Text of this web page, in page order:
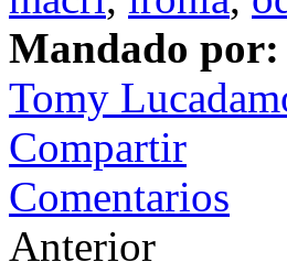
Mandado por:
Tomy
Compartir
Comentarios
Anterior